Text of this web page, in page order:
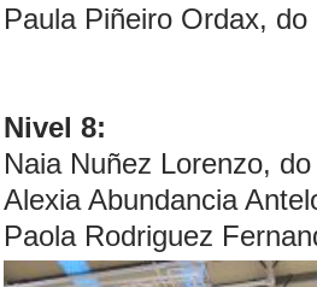
Paula Piñeiro Ordax, do
Nivel 8:
Naia Nuñez Lorenzo,
Alexia Abundancia
Paola Rodriguez